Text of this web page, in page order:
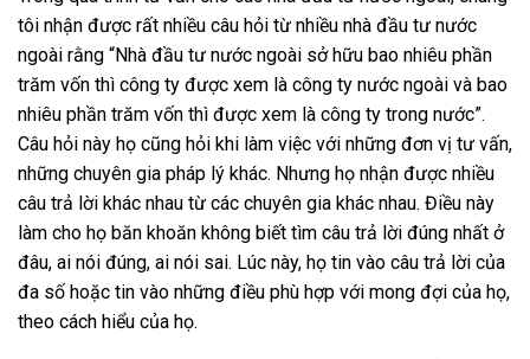
tôi nhận được rất nhiều câu hỏi từ nhiều nhà đầu tư nước
ngoài rằng “Nhà đầu tư nước ngoài sở hữu bao nhiêu phần
trăm vốn thì công ty được xem là công ty nước ngoài và bao
nhiêu phần trăm vốn thì được xem là công ty trong nước”.
Câu hỏi này họ cũng hỏi khi làm việc với những đơn vị tư vấn,
những chuyên gia pháp lý khác. Nhưng họ nhận được nhiều
câu trả lời khác nhau từ các chuyên gia khác nhau. Điều này
làm cho họ băn khoăn không biết tìm câu trả lời đúng nhất ở
đâu, ai nói đúng, ai nói sai. Lúc này, họ tin vào câu trả lời của
đa số hoặc tin vào những điều phù hợp với mong đợi của họ,
theo cách hiểu của họ.